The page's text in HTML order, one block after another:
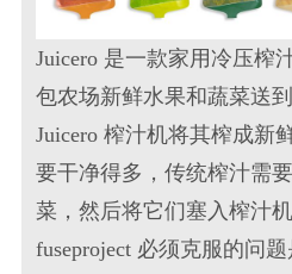
Juicero 是一款家用冷压榨
包农场新鲜水果和蔬菜送
Juicero 榨汁机将其榨成新
要干净得多，传统榨汁需
菜，然后将它们塞入榨汁
fuseproject 必须克服的问